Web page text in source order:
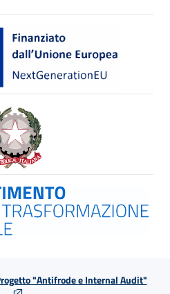
"Antifrode e Internal Audit"